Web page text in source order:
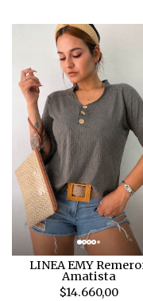
LINEA EMY
Amatista
$14.660,00